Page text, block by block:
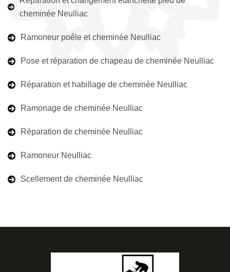
cheminée Neulliac
Ramoneur poêle et cheminée Neulliac
Pose et réparation de chapeau de cheminée Neulliac
Réparation et habillage de cheminée Neulliac
Ramonage de cheminée Neulliac
Réparation de cheminée Neulliac
Ramoneur Neulliac
Scellement de cheminée Neulliac